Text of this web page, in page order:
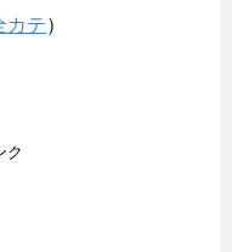
カテ）
ク